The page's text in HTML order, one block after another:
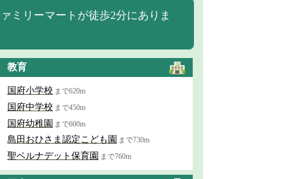
ミリーマートが徒歩2分にありま
教育
国府小学校 まで620m
国府中学校 まで450m
国府幼稚園 まで600m
島田おひさま認定こども園 まで730m
聖ベルナデット保育園 まで760m